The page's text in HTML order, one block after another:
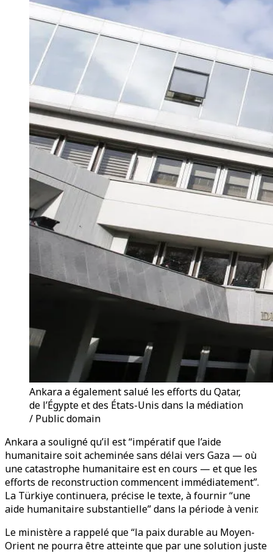
Ankara a également salué les efforts du Qatar,
de l’Égypte et des États-Unis dans la médiation
/ Public domain
Ankara a souligné qu’il est “impératif que l’aide
humanitaire soit acheminée sans délai vers Gaza — où
une catastrophe humanitaire est en cours — et que les
efforts de reconstruction commencent immédiatement”.
La Türkiye continuera, précise le texte, à fournir “une
aide humanitaire substantielle” dans la période à venir.
Le ministère a rappelé que “la paix durable au Moyen-
Orient ne pourra être atteinte que par une solution juste